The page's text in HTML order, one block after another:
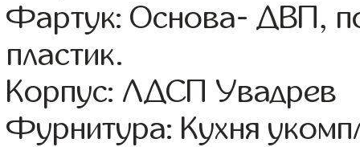
Фартук: Основа- ДВП,
пластик.
Корпус: ЛДСП Увадрев
Фурнитура: Кухня